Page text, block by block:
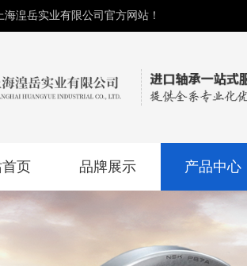
海湟岳实业有限公司官方网站！
首页 品牌展示 产品中心